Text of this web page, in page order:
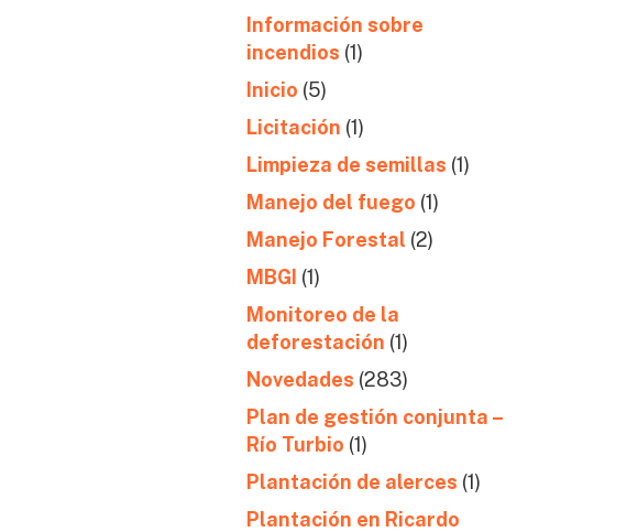
Información sobre
incendios (1)
Inicio (5)
Licitación (1)
Limpieza de semillas (1)
Manejo del fuego (1)
Manejo Forestal (2)
MBGI (1)
Monitoreo de la
deforestación (1)
Novedades (283)
Plan de gestión conjunta –
Río Turbio (1)
Plantación de alerces (1)
Plantación en Ricardo